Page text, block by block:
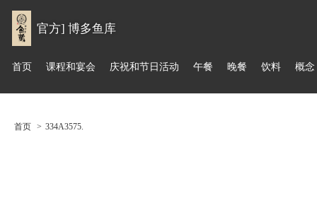
官方] 博多鱼库
首页 课程和宴会 庆祝和节日活动 午餐 晚餐 饮料 概念
首页 334A3575.